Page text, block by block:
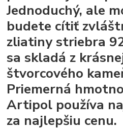
Jednoduchý, ale
budete cítiť
zliatiny striebra
sa skladá z
štvorcového
Priemerná
Artipol používa
za najlepšiu cenu.